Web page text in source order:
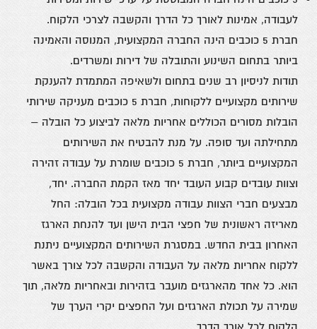
לעבודה, אמינות לאורך כל הדרך והקשבה לצרכי הלקוח.
חברת 5 כוכבים הינה החברה המקצועית, המנוסה והאמינה
ביותר בתחום השינוע והתובלה של דירות ומשרדים.
תודות לניסיון רב שנים בתחום ולשאיפה המתמדת להענקת
שירותים מקצועיים ללקוחות, חברת 5 כוכבים
מעניקה שירותי
הובלות מסורים הכוללים אחריות מלאה לביצוע כל הובלה –
מתחילתה ועד סופה. על מנת להבטיח את השירותים
המקצועיים ביותר, חברת 5 כוכבים שומרת על עבודה זהירה
וצוות עובדים קבוע העובד יחד מאז הקמת החברה. יחד,
מבצעים חברי הצוות עבודה מקצועית בכל הובלה: החל
מאריזה ראשונית של חפצי הבית הישן ועד להנחת הארגז
האחרון בבית החדש. במסגרת השירותים המקצועיים ניתנת
ללקוח אחריות מלאה על העבודה והקשבה לכל צורך באשר
הוא. כל אחד מהארגזים מועבר בזהירות ובאחריות מלאה, תוך
שמירה על תכולת הארגזים ועל החפצים יקרי הערך של